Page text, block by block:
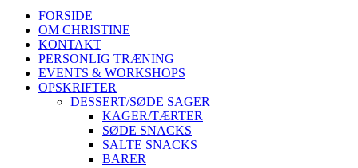
FORSIDE
OM CHRISTINE
KONTAKT
PERSONLIG TRÆNING
EVENTS & WORKSHOPS
OPSKRIFTER
DESSERT/SØDE SAGER
KAGER/TÆRTER
SØDE SNACKS
SALTE SNACKS
BARER